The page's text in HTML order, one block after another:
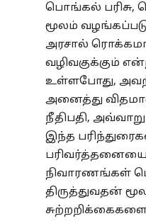
பொங்கல்
மூலம்
அரசால்
வழிவகுக்கும்
உள்ளபோது,
அனைத்து
நீதிபதி, அவ்வாறு
இந்த
நிவாரணங்கள்
திருத்துவதன்
சுற்றறிக்கைகளை